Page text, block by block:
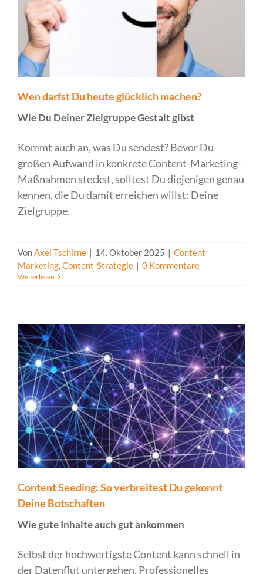
Wen darfst Du heute glücklich machen?
Wie Du Deiner Zielgruppe Gestalt gibst
Kommt auch an, was Du sendest? Bevor Du
großen Aufwand in konkrete Content-Marketing-
Maßnahmen steckst, solltest Du diejenigen genau
kennen, die Du damit erreichen willst: Deine
Zielgruppe.
VonAxel Tschirne | 14. Oktober 2025 | Content
Marketing,Content-Strategie | 0 Kommentare
Weiterlesen
Content Seeding: So verbreitest Du gekonnt
Deine Botschaften
Wie gute Inhalte auch gut ankommen
Selbst der hochwertigste Content kann schnell in
der Datenflut untergehen. Professionelles